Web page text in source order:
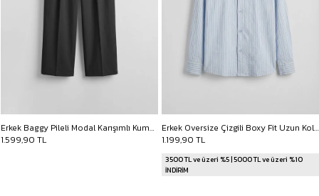
Erkek Oversize Çizgili Boxy Fit Uzun Kollu Gömlek Bebek Mavi
1.199,90 TL
Erkek Nakış Detaylı Kontrast Bisiklet Yaka Boxy Fit T-Shirt Siyah
999,90 TL
3500 TL ve üzeri %5 | 5000 TL ve üzeri %10
İNDİRİM